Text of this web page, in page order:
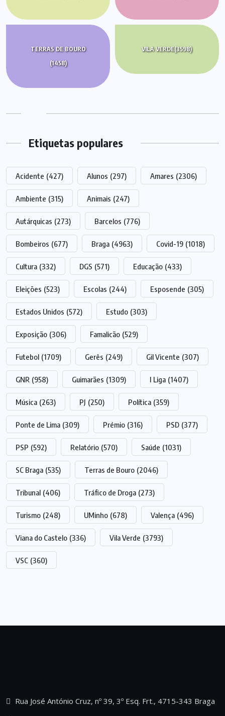
TERRAS DE BOURO
(1458)
VILA VERDE(3598)
Etiquetas populares
Acidente (427) Alunos (297) Amares (2306)
Ambiente (315) Animais (247)
Autárquicas (273) Barcelos (776)
Bombeiros (677) Braga (4963) Covid-19 (1018)
Cultura (332) DGS (571) Educação (433)
Eleições (523) Escolas (244) Esposende (305)
Estados Unidos (572) Estudo (303)
Exposição (306) Famalicão (529)
Futebol (1709) Gerês (249) Gil Vicente (307)
GNR (958) Guimarães (1309) I Liga (1407)
Música (263) PJ (250) Política (359)
Ponte de Lima (309) Prémio (316) PSD (377)
PSP (592) Relatório (570) Saúde (1031)
SC Braga (535) Terras de Bouro (2046)
Tribunal (406) Tráfico de Droga (273)
Turismo (248) UMinho (678) Valença (496)
Viana do Castelo (336) Vila Verde (3793)
VSC (360)
Rua José António Cruz, nº 39, 3º Esq. Frt., 4715-343 Braga